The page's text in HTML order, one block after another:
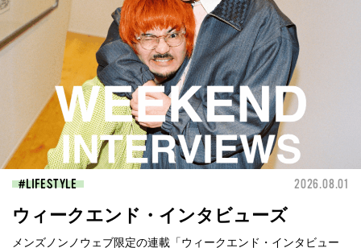
LIFESTYLE 2026.08.01
ウィークエンド・インタビューズ
メンズノンノウェブ限定の連載「ウィークエンド・インタビュー